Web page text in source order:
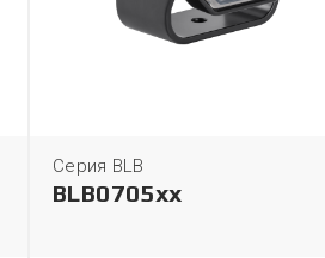
Серия BLB
BLB0705xx